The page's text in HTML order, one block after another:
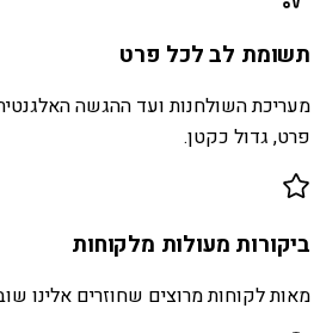
תשומת לב לכל פרט
מעריכת השולחנות ועד ההגשה
פרט, גדול כקטן.
ביקורות מעולות מלקוחות
מאות לקוחות מרוצים שחוזרים אלינו